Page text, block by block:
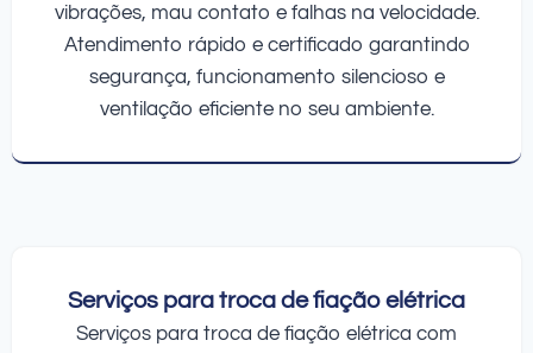
vibrações, mau contato e falhas na velocidade.
Atendimento rápido e certificado garantindo
segurança, funcionamento silencioso e
ventilação eficiente no seu ambiente.
Serviços para troca de fiação elétrica
Serviços para troca de fiação elétrica com